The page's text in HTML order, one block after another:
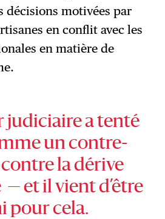
décisions motivées par
en conflit avec les
en matière de
judiciaire a tenté
un contre-
la dérive
et il vient d’être
pour cela.